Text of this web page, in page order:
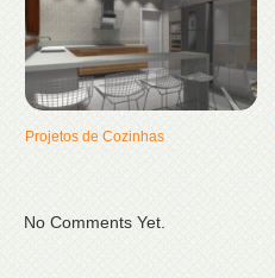
Projetos de Cozinhas
No Comments Yet.